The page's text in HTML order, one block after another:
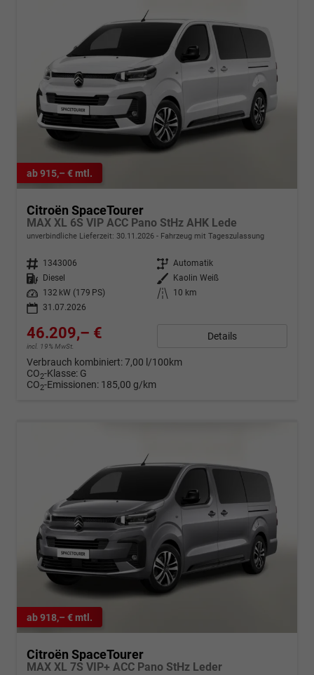
ab 915,– € mtl.
Citroën SpaceTourer
MAX XL 6S VIP ACC Pano StHz AHK Lede
unverbindliche Lieferzeit: 30.11.2026 Fahrzeug mit Tageszulassung
Fahrzeugnr. 1343006 Getriebe Automatik
Kraftstoff
Diesel Außenfarbe
Kaolin Weiß
Leistung
132 kW (179 PS) Kilometerstand
10 km
31.07.2026
46.209,– €
incl. 19% MwSt.
Details
Verbrauch kombiniert:7,00 l/100km
CO2-Klasse: G
CO2-Emissionen: 185,00 g/km
ab 918,– € mtl.
Citroën SpaceTourer
MAX XL 7S VIP+ ACC Pano StHz Leder